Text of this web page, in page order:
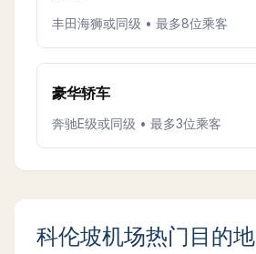
丰田海狮或同级 • 最多8位乘客
豪华轿车
奔驰E级或同级 • 最多3位乘客
科伦坡机场热门目的地